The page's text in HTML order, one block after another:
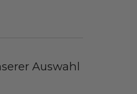
Auswahl